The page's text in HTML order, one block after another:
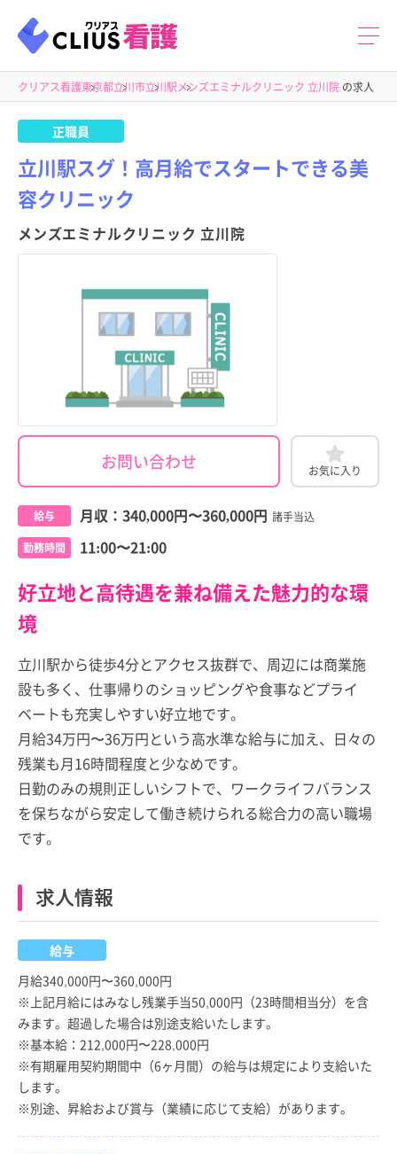
クリアス看護東京都立川市立川駅メンズエミナルクリニック 立川院 の求人
正職員
立川駅スグ！高月給でスタートできる美
容クリニック
メンズエミナルクリニック 立川院
お問い合わせ お気に入り
給与 月収： 340,000円〜360,000円 諸手当込
勤務時間 11:00〜21:00
好立地と高待遇を兼ね備えた魅力的な環
境
立川駅から徒歩4分とアクセス抜群で、周辺には商業施
設も多く、仕事帰りのショッピングや食事などプライ
ベートも充実しやすい好立地です。
月給34万円〜36万円という高水準な給与に加え、日々の
残業も月16時間程度と少なめです。
日勤のみの規則正しいシフトで、ワークライフバランス
を保ちながら安定して働き続けられる総合力の高い職場
です。
求人情報
給与
月給340,000円〜360,000円
※上記月給にはみなし残業手当50,000円（23時間相当分）を含
みます。超過した場合は別途支給いたします。
※基本給：212,000円〜228,000円
※有期雇用契約期間中（6ヶ月間）の給与は規定により支給いた
します。
※別途、昇給および賞与（業績に応じて支給）があります。